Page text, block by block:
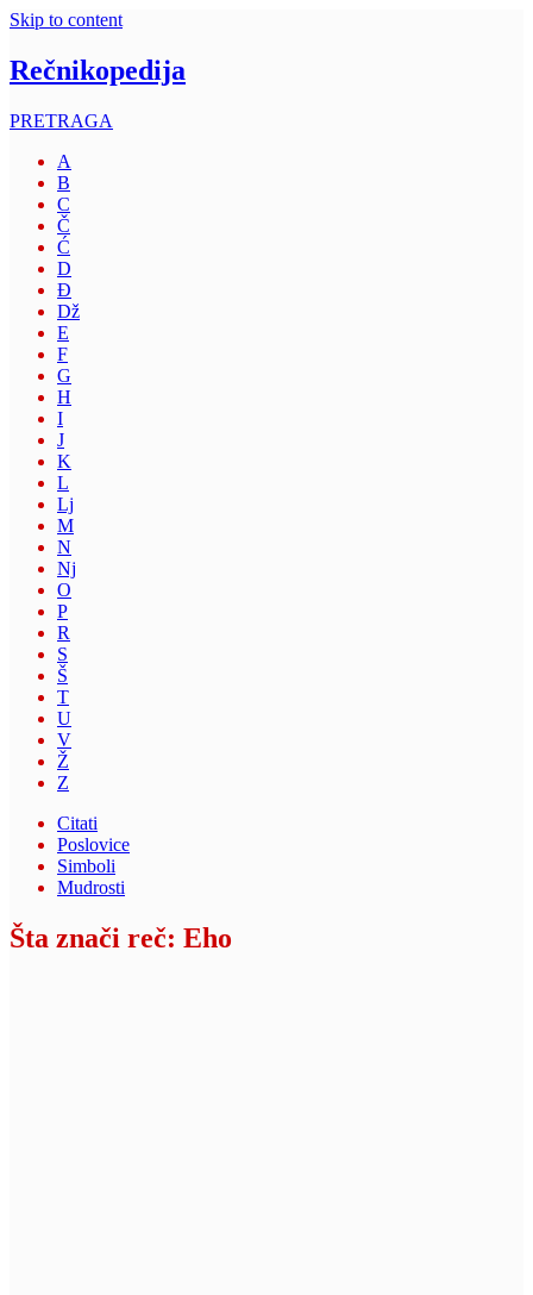
Skip to content
Rečnikopedija
PRETRAGA
A
B
C
Č
Ć
D
Đ
Dž
E
F
G
H
I
J
K
L
Lj
M
N
Nj
O
P
R
S
Š
T
U
V
Ž
Z
Citati
Poslovice
Simboli
Mudrosti
Šta znači reč: Eho